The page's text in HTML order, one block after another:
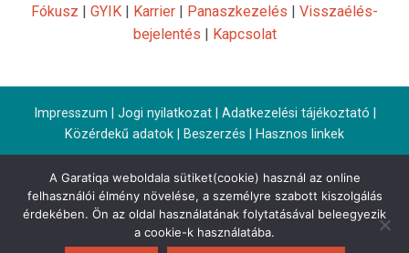
Fókusz GYIK Karrier Panaszkezelés
Visszaélés-
bejelentés
Kapcsolat
Impresszum Jogi nyilatkozat| Adatkezelési tájékoztató
Közérdekű adatok
Beszerzés Hasznos linkek
A Garatiqa weboldala sütiket(cookie) használ az online
felhasználói élmény növelése, a személyre szabott kiszolgálás
érdekében. Ön az oldal használatának folytatásával beleegyezik
a cookie-k használatába.